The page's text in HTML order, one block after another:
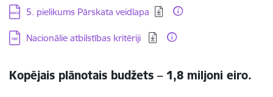
Lejupielādēt:
5. pielikums Pārskata veidlapa
Lejupielādēt:
Nacionālie atbilstības kritēriji
Kopējais plānotais budžets – 1,8 miljoni eiro.